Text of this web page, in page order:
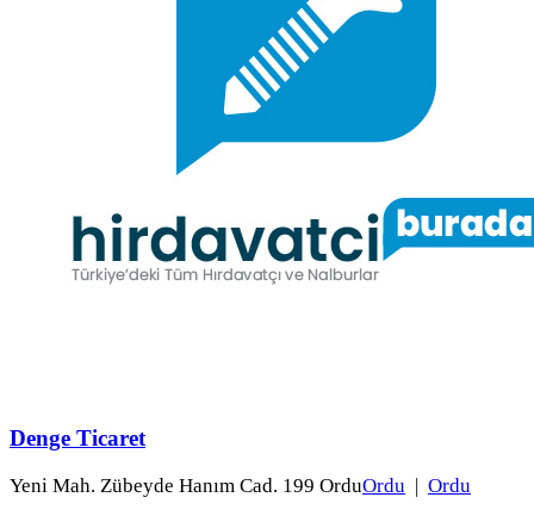
Denge Ticaret
Yeni Mah. Zübeyde Hanım Cad. 199 OrduOrdu | Ordu